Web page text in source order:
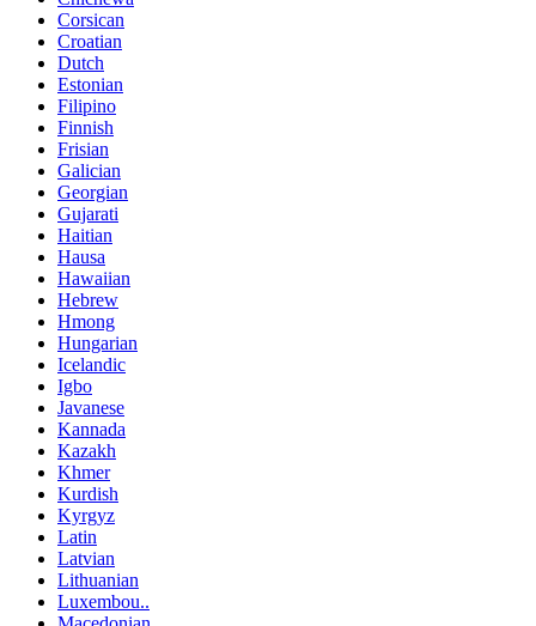
Corsican
Croatian
Dutch
Estonian
Filipino
Finnish
Frisian
Galician
Georgian
Gujarati
Haitian
Hausa
Hawaiian
Hebrew
Hmong
Hungarian
Icelandic
Igbo
Javanese
Kannada
Kazakh
Khmer
Kurdish
Kyrgyz
Latin
Latvian
Lithuanian
Luxembou..